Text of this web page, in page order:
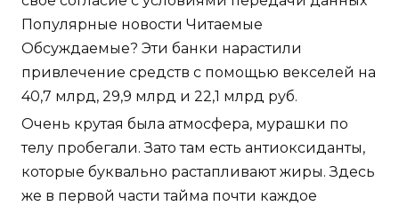
Популярные новости Читаемые
Обсуждаемые? Эти банки нарастили
привлечение средств с помощью векселей на
40,7 млрд, 29,9 млрд и 22,1 млрд руб.
Очень крутая была атмосфера, мурашки по
телу пробегали. Зато там есть антиоксиданты,
которые буквально растапливают жиры. Здесь
же в первой части тайма почти каждое